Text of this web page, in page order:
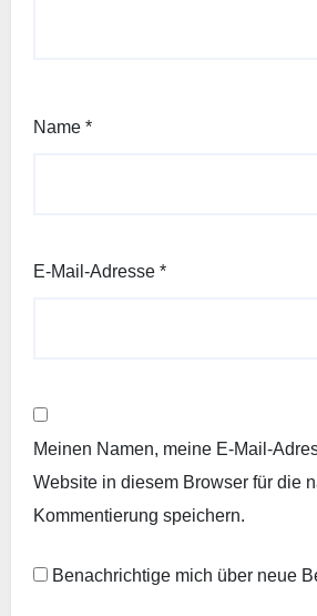
Name *
E-Mail-Adresse *
Meinen Namen, meine E-Mail-
Website in diesem Browser für die
Kommentierung speichern.
Benachrichtige mich über neue